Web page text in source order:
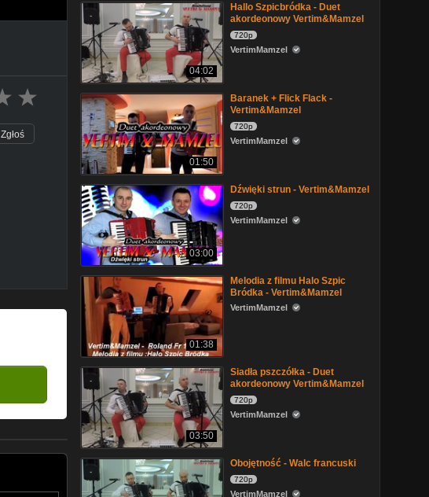
Zgłoś
04:02
Hallo Szpicbródka - Duet
akordeonowy Vertim&Mamzel
720p
VertimMamzel
01:50
Baranek + Flick Flack -
Vertim&Mamzel
720p
VertimMamzel
03:00
Dźwięki strun - Vertim&Mamzel
720p
VertimMamzel
01:38
Melodia z filmu Halo Szpic
Bródka - Vertim&Mamzel
VertimMamzel
03:50
Siadła pszczółka - Duet
akordeonowy Vertim&Mamzel
720p
VertimMamzel
Obojętność - Walc francuski
720p
VertimMamzel